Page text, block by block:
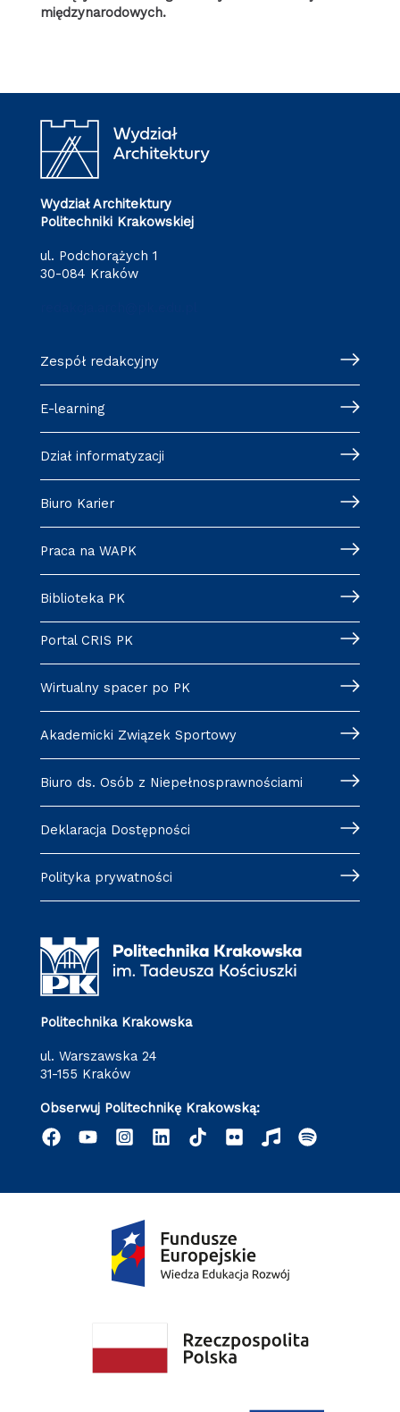
międzynarodowych.
Wydział Architektury
Politechniki Krakowskiej
ul. Podchorążych 1
30-084 Kraków
Zespół redakcyjny
E-learning
Dział informatyzacji
Biuro Karier
Praca na WAPK
Biblioteka PK
Portal CRIS PK
Wirtualny spacer po PK
Akademicki Związek Sportowy
Biuro ds. Osób z Niepełnosprawnościami
Deklaracja Dostępności
Polityka prywatności
Politechnika Krakowska
ul. Warszawska 24
31-155 Kraków
Obserwuj Politechnikę Krakowską: